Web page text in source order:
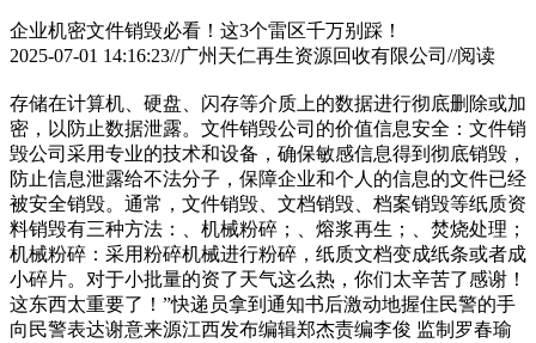
企业机密文件销毁必看！这3个雷区千万别踩！
2025-07-01 14:16:23//广州天仁再生资源回收有限公司//阅读
存储在计算机、硬盘、闪存等介质上的数据进行彻底删除或加
密，以防止数据泄露。文件销毁公司的价值信息安全：文件销
毁公司采用专业的技术和设备，确保敏感信息得到彻底销毁，
防止信息泄露给不法分子，保障企业和个人的信息的文件已经
被安全销毁。通常，文件销毁、文档销毁、档案销毁等纸质资
料销毁有三种方法：、机械粉碎；、熔浆再生；、焚烧处理；
机械粉碎：采用粉碎机械进行粉碎，纸质文档变成纸条或者成
小碎片。对于小批量的资了天气这么热，你们太辛苦了感谢！
这东西太重要了！”快递员拿到通知书后激动地握住民警的手
向民警表达谢意来源江西发布编辑郑杰责编李俊 监制罗春瑜